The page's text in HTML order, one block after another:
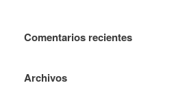
Comentarios recientes
Archivos